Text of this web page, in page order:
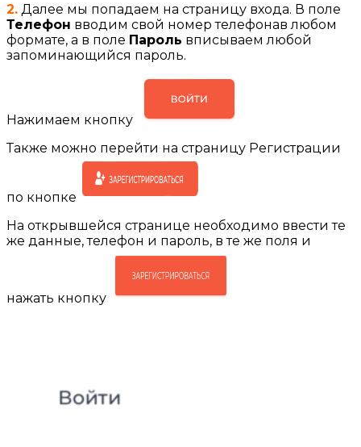
2. Далее мы попадаем на страницу входа. В поле
Телефон вводим свой номер телефонав любом
формате, а в поле Пароль вписываем любой
запоминающийся пароль.
Нажимаем кнопку
Также можно перейти на страницу Регистрации
по кнопке
На открывшейся странице необходимо ввести те
же данные, телефон и пароль, в те же поля и
нажать кнопку